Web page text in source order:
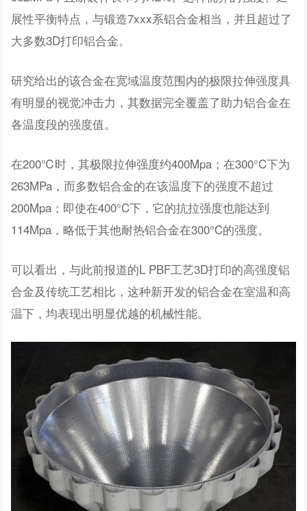
展性平衡特点，与锻造7xxx系铝合金相当，并且超过了
大多数3D打印铝合金。
研究给出的该合金在宽域温度范围内的极限拉伸强度具
有明显的视觉冲击力，其数据完全覆盖了助力铝合金在
各温度段的强度值。
在200℃时，其极限拉伸强度约400Mpa；在300°C下为
263MPa，而多数铝合金的在该温度下的强度不超过
200Mpa；即使在400°C下，它的抗拉强度也能达到
114Mpa，略低于其他耐热铝合金在300°C的强度。
可以看出，与此前报道的L PBF工艺3D打印的高强度铝
合金及传统工艺相比，这种新开发的铝合金在室温和高
温下，均表现出明显优越的机械性能。